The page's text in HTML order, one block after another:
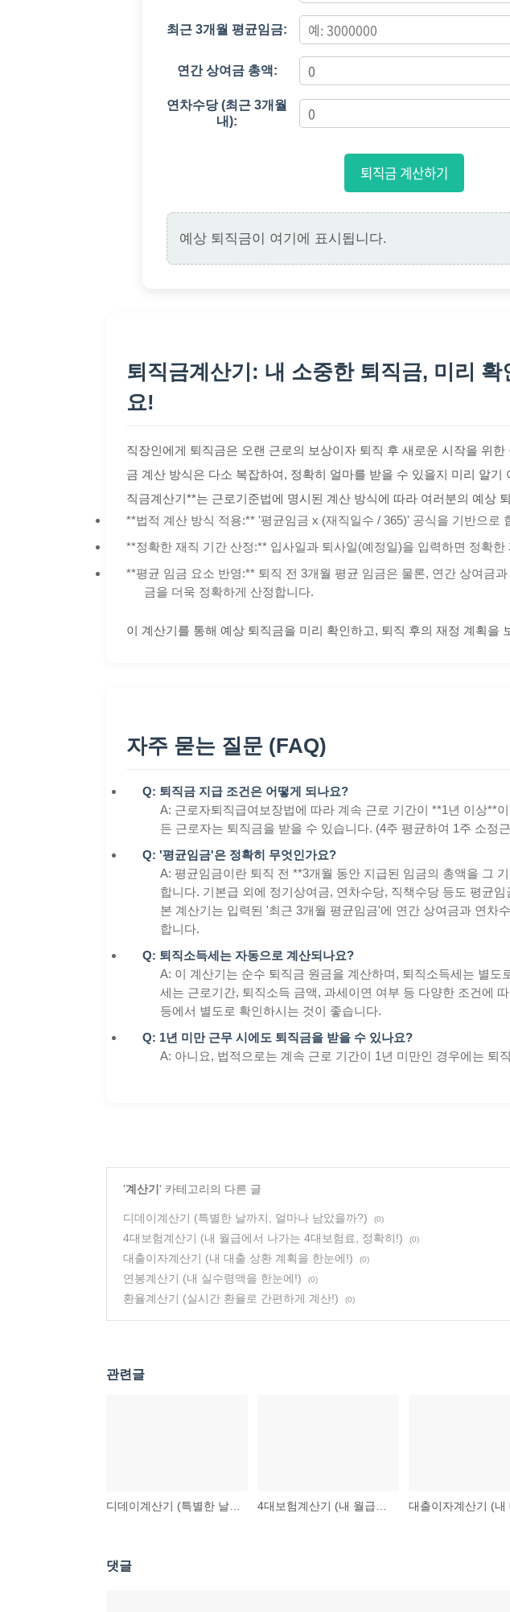
최근 3개월 평균임금:
연간 상여금 총액:
연차수당 (최근 3개월
내):
퇴직금 계산하기
예상 퇴직금이 여기에 표시됩니다.
퇴직금계산기: 내 소중한 퇴직금, 미리 확
요!
직장인에게 퇴직금은 오랜 근로의 보상이자 퇴직 후 새로운 시작을 위
금 계산 방식은 다소 복잡하여, 정확히 얼마를 받을 수 있을지 미리 알기
직금계산기**는 근로기준법에 명시된 계산 방식에 따라 여러분의 예상
**법적 계산 방식 적용:** '평균임금 x (재직일수 / 365)' 공식을 기반으로
**정확한 재직 기간 산정:** 입사일과 퇴사일(예정일)을 입력하면 정확한
**평균 임금 요소 반영:** 퇴직 전 3개월 평균 임금은 물론, 연간 상여금
금을 더욱 정확하게 산정합니다.
이 계산기를 통해 예상 퇴직금을 미리 확인하고, 퇴직 후의 재정 계획을
자주 묻는 질문 (FAQ)
Q: 퇴직금 지급 조건은 어떻게 되나요?
A: 근로자퇴직급여보장법에 따라 계속 근로 기간이 **1년 이상**
든 근로자는 퇴직금을 받을 수 있습니다. (4주 평균하여 1주 소정
Q: '평균임금'은 정확히 무엇인가요?
A: 평균임금이란 퇴직 전 **3개월 동안 지급된 임금의 총액을 그
합니다. 기본급 외에 정기상여금, 연차수당, 직책수당 등도 평균
본 계산기는 입력된 '최근 3개월 평균임금'에 연간 상여금과 연차
합니다.
Q: 퇴직소득세는 자동으로 계산되나요?
A: 이 계산기는 순수 퇴직금 원금을 계산하며, 퇴직소득세는 별도
세는 근로기간, 퇴직소득 금액, 과세이연 여부 등 다양한 조건에
등에서 별도로 확인하시는 것이 좋습니다.
Q: 1년 미만 근무 시에도 퇴직금을 받을 수 있나요?
A: 아니요, 법적으로는 계속 근로 기간이 1년 미만인 경우에는 퇴
'계산기 ' 카테고리의 다른 글
디데이계산기 (특별한 날까지, 얼마나 남았을까?) (0)
4대보험계산기 (내 월급에서 나가는 4대보험료, 정확히!) (0)
대출이자계산기 (내 대출 상환 계획을 한눈에!) (0)
연봉계산기 (내 실수령액을 한눈에!) (0)
환율계산기 (실시간 환율로 간편하게 계산!) (0)
관련글
댓글